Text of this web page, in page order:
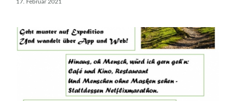
17. Februar 2021